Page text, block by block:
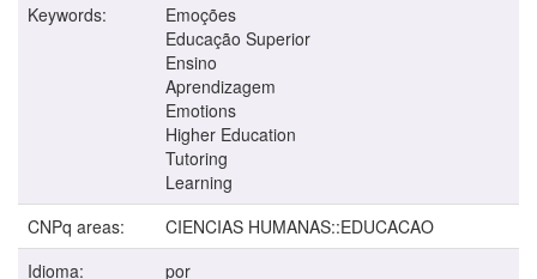
Keywords:
Emoções
Educação Superior
Ensino
Aprendizagem
Emotions
Higher Education
Tutoring
Learning
CNPq areas:
CIENCIAS HUMANAS::EDUCACAO
Idioma:
por